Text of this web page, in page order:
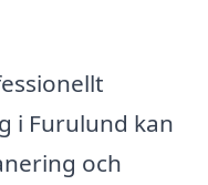
i Furulund kan
och